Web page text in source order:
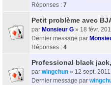
Réponses : 7
Petit problème avec
par Monsieur G » 18 févr.
Dernier message par
Réponses : 4
Professional black
par wingchun » 12 sept.
Dernier message par